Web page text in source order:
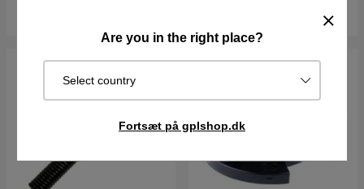
Are you in the right place?
Select country
Fortsæt på gplshop.dk